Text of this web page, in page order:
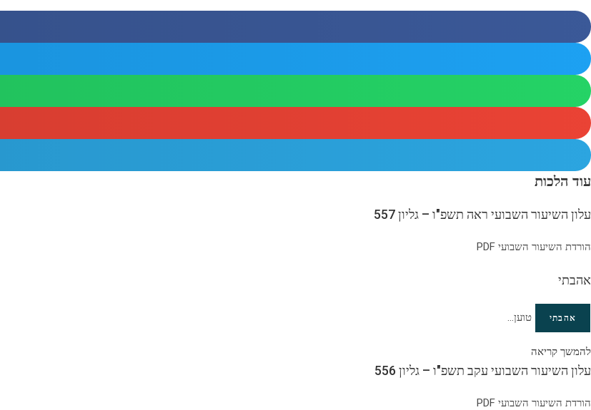
עוד הלכות
עלון השיעור השבועי ראה תשפ"ו – גליון 557
הורדת השיעור השבועי PDF
אהבתי
אהבתי טוען...
להמשך קריאה
עלון השיעור השבועי עקב תשפ"ו – גליון 556
הורדת השיעור השבועי PDF